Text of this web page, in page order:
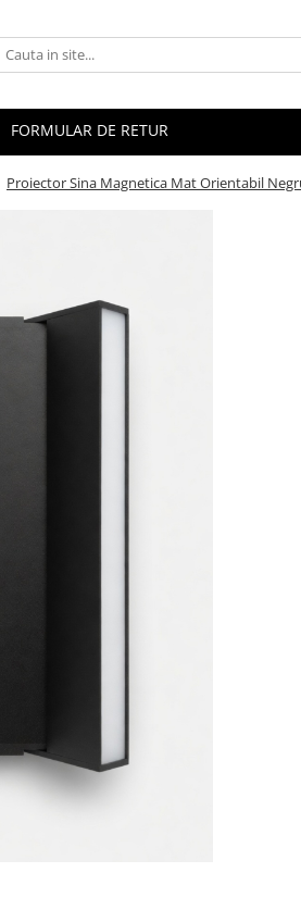
FORMULAR DE RETUR
Proiector Sina Magnetica Mat Orientabil